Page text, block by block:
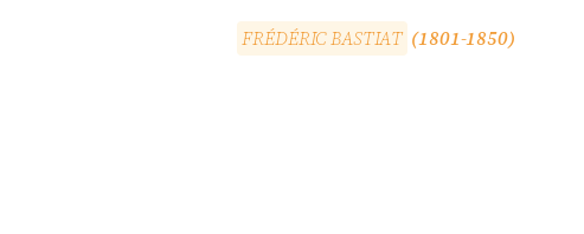
FRÉDÉRICBASTIAT (1801-1850)